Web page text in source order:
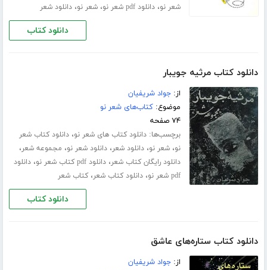
شعر نو،دانلود pdf شعر نو ،شعر نو،دانلود شعر
دانلود کتاب
دانلود کتاب مرثیه جویبار
از:جواد شریفیان
موضوع:کتاب‌های شعر نو
۷۴ صفحه
برچسب‌ها:دانلود کتاب های شعر نو،دانلود کتاب شعر
نو،شعر نو،دانلود شعر،دانلود شعر نو، مجموعه شعر،
دانلود رایگان کتاب شعر،دانلود pdf کتاب شعر نو ،دانلود
pdf شعر نو
،دانلود کتاب شعر،کتاب شعر
دانلود کتاب
دانلود کتاب ستاره‌های عاشق
از:جواد شریفیان